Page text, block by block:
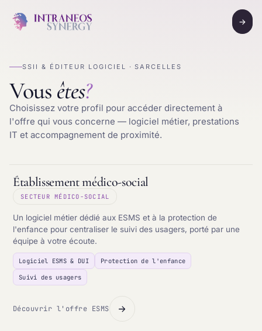
→
SSII & ÉDITEUR LOGICIEL · SARCELLES
Vous êtes?
Choisissez votre profil pour accéder directement à
l'offre qui vous concerne — logiciel métier, prestations
IT et accompagnement de proximité.
Établissement médico-social
SECTEUR MÉDICO-SOCIAL
Un logiciel métier dédié aux ESMS et à la protection de
l'enfance pour centraliser le suivi des usagers, porté par une
équipe à votre écoute.
Logiciel ESMS & DUI
Protection de l'enfance
Suivi des usagers
Découvrir l'offre ESMS